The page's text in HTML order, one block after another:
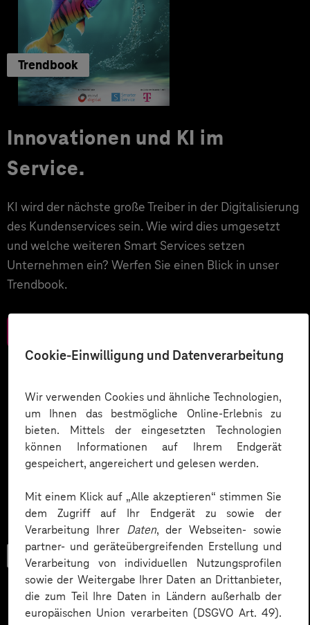
Cookie-Einwilligung und Datenverarbeitung
Wir verwenden Cookies und ähnliche Technologien,
um Ihnen das bestmögliche Online-Erlebnis zu
bieten. Mittels der eingesetzten Technologien
können Informationen auf Ihrem Endgerät
gespeichert, angereichert und gelesen werden.
Mit einem Klick auf „Alle akzeptieren“ stimmen Sie
dem Zugriff auf Ihr Endgerät zu sowie der
Verarbeitung Ihrer Daten, der Webseiten- sowie
partner- und geräteübergreifenden Erstellung und
Verarbeitung von individuellen Nutzungsprofilen
sowie der Weitergabe Ihrer Daten an Drittanbieter,
die zum Teil Ihre Daten in Ländern außerhalb der
europäischen Union verarbeiten (DSGVO Art. 49).
Trendbook
Innovationen und KI im
Service.
KI wird der nächste große Treiber in der Digitalisierung
des Kundenservices sein. Wie wird dies umgesetzt
und welche weiteren Smart Services setzen
Unternehmen ein? Werfen Sie einen Blick in unser
Trendbook.
Trend-Porträt